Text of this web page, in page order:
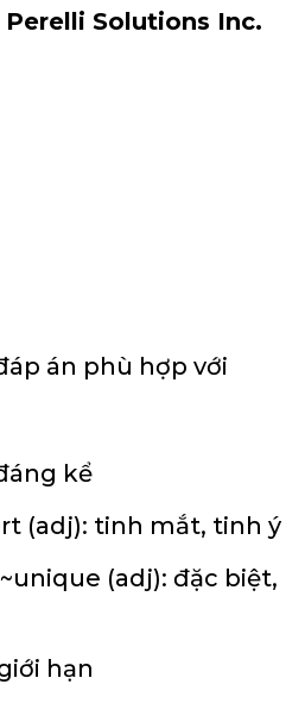
Solutions Inc.
án phù hợp với
kể
(adj): tinh mắt, tinh ý
(adj): đặc biệt,
hạn